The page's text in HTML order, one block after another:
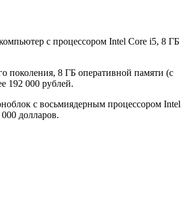
с процессором Intel Core i5, 8 ГБ
поколения, 8 ГБ оперативной памяти (с
192 000 рублей.
с восьмиядерным процессором Intel
долларов.